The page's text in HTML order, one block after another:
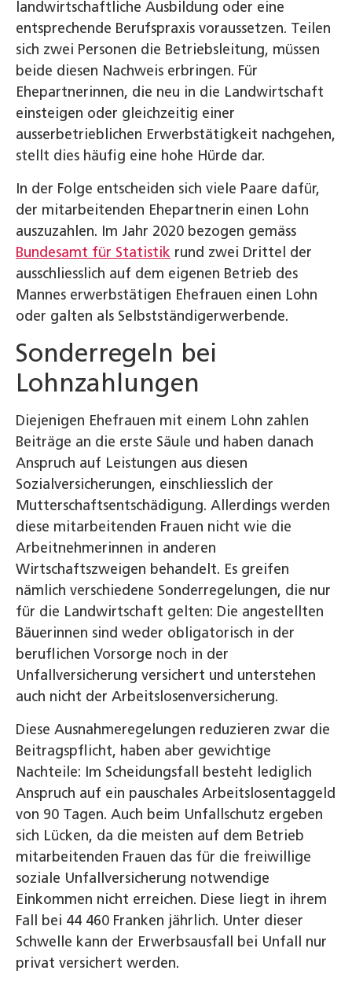
landwirtschaftliche Ausbildung oder eine
entsprechende Berufspraxis voraussetzen. Teilen
sich zwei Personen die Betriebsleitung, müssen
beide diesen Nachweis erbringen. Für
Ehepartnerinnen, die neu in die Landwirtschaft
einsteigen oder gleichzeitig einer
ausserbetrieblichen Erwerbstätigkeit nachgehen,
stellt dies häufig eine hohe Hürde dar.
In der Folge entscheiden sich viele Paare dafür,
der mitarbeitenden Ehepartnerin einen Lohn
auszuzahlen. Im Jahr 2020 bezogen gemäss
Bundesamt für Statistik rund zwei Drittel der
ausschliesslich auf dem eigenen Betrieb des
Mannes erwerbstätigen Ehefrauen einen Lohn
oder galten als Selbstständigerwerbende.
Sonderregeln bei
Lohnzahlungen
Diejenigen Ehefrauen mit einem Lohn zahlen
Beiträge an die erste Säule und haben danach
Anspruch auf Leistungen aus diesen
Sozialversicherungen, einschliesslich der
Mutterschaftsentschädigung. Allerdings werden
diese mitarbeitenden Frauen nicht wie die
Arbeitnehmerinnen in anderen
Wirtschaftszweigen behandelt. Es greifen
nämlich verschiedene Sonderregelungen, die nur
für die Landwirtschaft gelten: Die angestellten
Bäuerinnen sind weder obligatorisch in der
beruflichen Vorsorge noch in der
Unfallversicherung versichert und unterstehen
auch nicht der Arbeitslosenversicherung.
Diese Ausnahmeregelungen reduzieren zwar die
Beitragspflicht, haben aber gewichtige
Nachteile: Im Scheidungsfall besteht lediglich
Anspruch auf ein pauschales Arbeitslosentaggeld
von 90 Tagen. Auch beim Unfallschutz ergeben
sich Lücken, da die meisten auf dem Betrieb
mitarbeitenden Frauen das für die freiwillige
soziale Unfallversicherung notwendige
Einkommen nicht erreichen. Diese liegt in ihrem
Fall bei 44 460 Franken jährlich. Unter dieser
Schwelle kann der Erwerbsausfall bei Unfall nur
privat versichert werden.